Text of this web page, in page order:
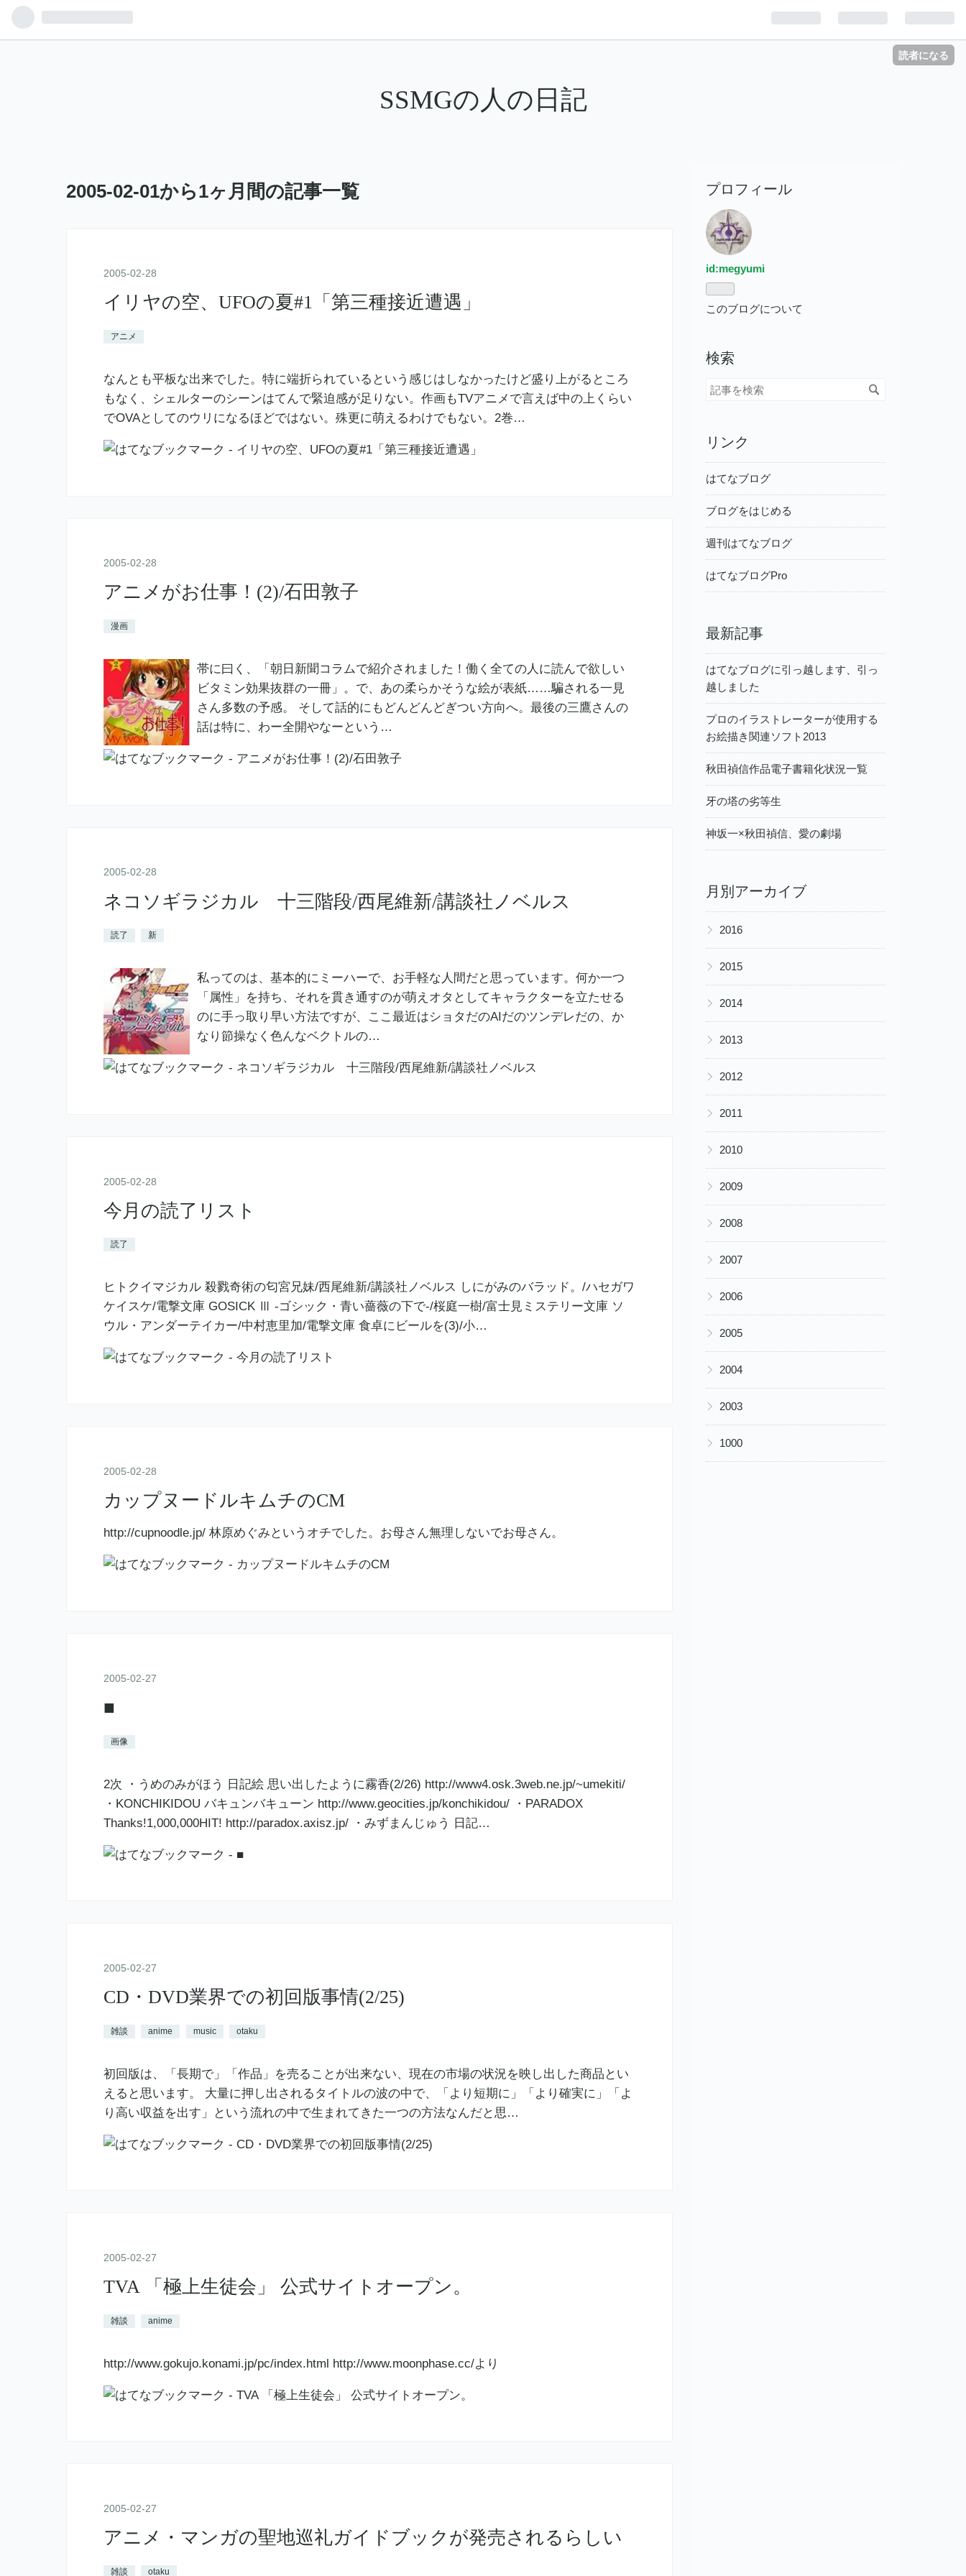
読者になる
SSMGの人の日記
2005-02-01から1ヶ月間の記事一覧
2005-02-28
イリヤの空、UFOの夏#1「第三種接近遭遇」
アニメ
なんとも平板な出来でした。特に端折られているという感じはしなかったけど盛り上がるところ
もなく、シェルターのシーンはてんで緊迫感が足りない。作画もTVアニメで言えば中の上くらい
でOVAとしてのウリになるほどではない。殊更に萌えるわけでもない。2巻…
2005-02-28
アニメがお仕事！(2)/石田敦子
漫画
帯に曰く、「朝日新聞コラムで紹介されました！働く全ての人に読んで欲しい
ビタミン効果抜群の一冊」。で、あの柔らかそうな絵が表紙……騙される一見
さん多数の予感。 そして話的にもどんどんどぎつい方向へ。最後の三鷹さんの
話は特に、わー全開やなーという…
2005-02-28
ネコソギラジカル 十三階段/西尾維新/講談社ノベルス
読了 新
私ってのは、基本的にミーハーで、お手軽な人間だと思っています。何か一つ
「属性」を持ち、それを貫き通すのが萌えオタとしてキャラクターを立たせる
のに手っ取り早い方法ですが、ここ最近はショタだのAIだのツンデレだの、か
なり節操なく色んなベクトルの…
2005-02-28
今月の読了リスト
読了
ヒトクイマジカル 殺戮奇術の匂宮兄妹/西尾維新/講談社ノベルス しにがみのバラッド。/ハセガワ
ケイスケ/電撃文庫 GOSICK Ⅲ -ゴシック・青い薔薇の下で-/桜庭一樹/富士見ミステリー文庫 ソ
ウル・アンダーテイカー/中村恵里加/電撃文庫 食卓にビールを(3)/小…
2005-02-28
カップヌードルキムチのCM
http://cupnoodle.jp/ 林原めぐみというオチでした。お母さん無理しないでお母さん。
2005-02-27
■
画像
2次 ・うめのみがほう 日記絵 思い出したように霧香(2/26) http://www4.osk.3web.ne.jp/~umekiti/
・KONCHIKIDOU バキュンバキューン http://www.geocities.jp/konchikidou/ ・PARADOX
Thanks!1,000,000HIT! http://paradox.axisz.jp/ ・みずまんじゅう 日記…
2005-02-27
CD・DVD業界での初回版事情(2/25)
雑談 anime music otaku
初回版は、「長期で」「作品」を売ることが出来ない、現在の市場の状況を映し出した商品とい
えると思います。 大量に押し出されるタイトルの波の中で、「より短期に」「より確実に」「よ
り高い収益を出す」という流れの中で生まれてきた一つの方法なんだと思…
2005-02-27
TVA 「極上生徒会」 公式サイトオープン。
雑談 anime
http://www.gokujo.konami.jp/pc/index.html http://www.moonphase.cc/より
2005-02-27
アニメ・マンガの聖地巡礼ガイドブックが発売されるらしい
雑談 otaku
プロフィール
id:megyumi
このブログについて
検索
リンク
はてなブログ
ブログをはじめる
週刊はてなブログ
はてなブログPro
最新記事
はてなブログに引っ越します、引っ
越しました
プロのイラストレーターが使用する
お絵描き関連ソフト2013
秋田禎信作品電子書籍化状況一覧
牙の塔の劣等生
神坂一×秋田禎信、愛の劇場
月別アーカイブ
▶ 2016
▶ 2015
▶ 2014
▶ 2013
▶ 2012
▶ 2011
▶ 2010
▶ 2009
▶ 2008
▶ 2007
▶ 2006
▶ 2005
▶ 2004
▶ 2003
▶ 1000